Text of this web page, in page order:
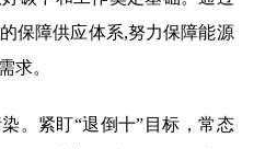
保障供应体系,努力保障能源
求。
。紧盯“退倒十”目标，常态